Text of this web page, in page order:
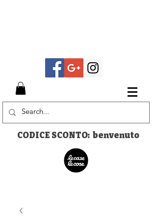
CODICE SCONTO: benvenuto